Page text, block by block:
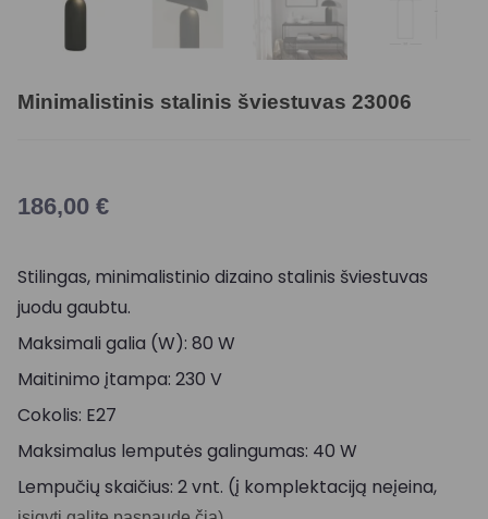
Minimalistinis stalinis šviestuvas 23006
186,00 €
Stilingas, minimalistinio dizaino stalinis šviestuvas
juodu gaubtu.
Maksimali galia (W): 80 W
Maitinimo įtampa: 230 V
Cokolis: E27
Maksimalus lemputės galingumas: 40 W
Lempučių skaičius: 2 vnt. (į komplektaciją neįeina,